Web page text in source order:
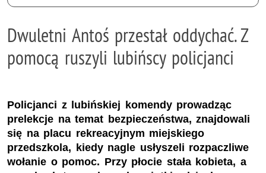
Dwuletni Antoś przestał oddychać. Z
pomocą ruszyli lubińscy policjanci
Policjanci z lubińskiej komendy prowadząc
prelekcje na temat bezpieczeństwa, znajdowali
się na placu rekreacyjnym miejskiego
przedszkola, kiedy nagle usłyszeli rozpaczliwe
wołanie o pomoc. Przy płocie stała kobieta, a